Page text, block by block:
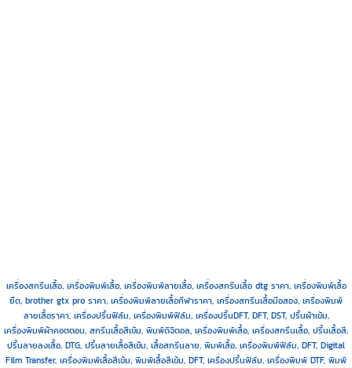
เครื่องสกรีนเสื้อ, เครื่องพิมพ์เสื้อ, เครื่องพิมพ์ลายเสื้อ, เครื่องสกรีนเสื้อ dtg ราคา, เครื่องพิมพ์เสื้อ
ยืด, brother gtx pro ราคา, เครื่องพิมพ์ลายเสื้อกีฬาราคา, เครื่องสกรีนเสื้อมือสอง, เครื่องพิมพ์
ลายเสื้อราคา, เครื่องปริ้นฟิล์ม, เครื่องพิมพ์ฟิล์ม, เครื่องปริ้นDFT, DFT, DST, ปริ้นผ้าเข้ม,
เครื่องพิมพ์ผ้าคอตตอน, สกรีนเสื้อสีเข้ม, พิมพ์ดิจิตอล, เครื่องพิมพ์เสื้อ, เครื่องสกรีนเสื้อ, ปริ้นเสื้อสี,
ปริ้นลายลงเสื้อ, DTG, ปริ้นลายเสื้อสีเข้ม, เสื้อสกรีนลาย, พิมพ์เสื้อ, เครื่องพิมพ์ฟิล์ม, DFT, Digital
Film Transfer, เครื่องพิมพ์เสื้อสีเข้ม, พิมพ์เสื้อสีเข้ม, DFT, เครื่องปริ้นฟิล์ม, เครื่องพิมพ์ DTF, พิมพ์